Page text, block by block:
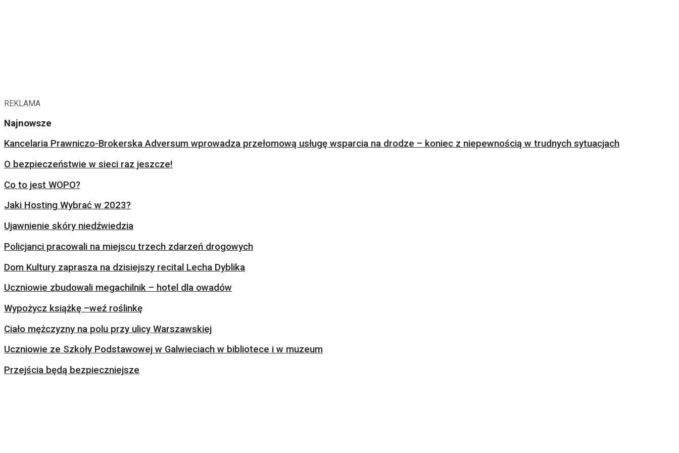
REKLAMA
Najnowsze
Kancelaria Prawniczo-Brokerska Adversum wprowadza przełomową usługę wsparcia na drodze – koniec z niepewnością w trudnych sytuacjach
O bezpieczeństwie w sieci raz jeszcze!
Co to jest WOPO?
Jaki Hosting Wybrać w 2023?
Ujawnienie skóry niedźwiedzia
Policjanci pracowali na miejscu trzech zdarzeń drogowych
Dom Kultury zaprasza na dzisiejszy recital Lecha Dyblika
Uczniowie zbudowali megachilnik – hotel dla owadów
Wypożycz książkę –weź roślinkę
Ciało mężczyzny na polu przy ulicy Warszawskiej
Uczniowie ze Szkoły Podstawowej w Galwieciach w bibliotece i w muzeum
Przejścia będą bezpieczniejsze